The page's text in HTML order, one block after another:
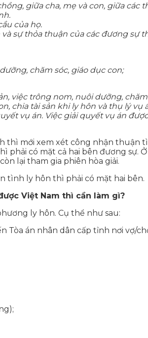
giữa cha, mẹ và con, giữa các
của họ.
sự thỏa thuận của các đương sự
chăm sóc, giáo dục con;
việc trông nom, nuôi dưỡng, chăm
chia tài sản khi ly hôn và thụ lý vụ
vụ án. Việc giải quyết vụ án
thì mới xem xét công nhận thuận
có mặt cả hai bên đương sự. Ở
lại tham gia phiên hòa giải.
tình ly hôn thì phải có mặt hai bên.
Việt Nam thì cần làm gì?
ly hôn. Cụ thể như sau:
Tòa án nhân dân cấp tỉnh nơi vợ/